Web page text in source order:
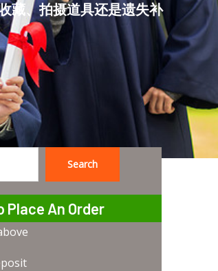
藏、拍摄道具还是遗失补
Search
Place An Order